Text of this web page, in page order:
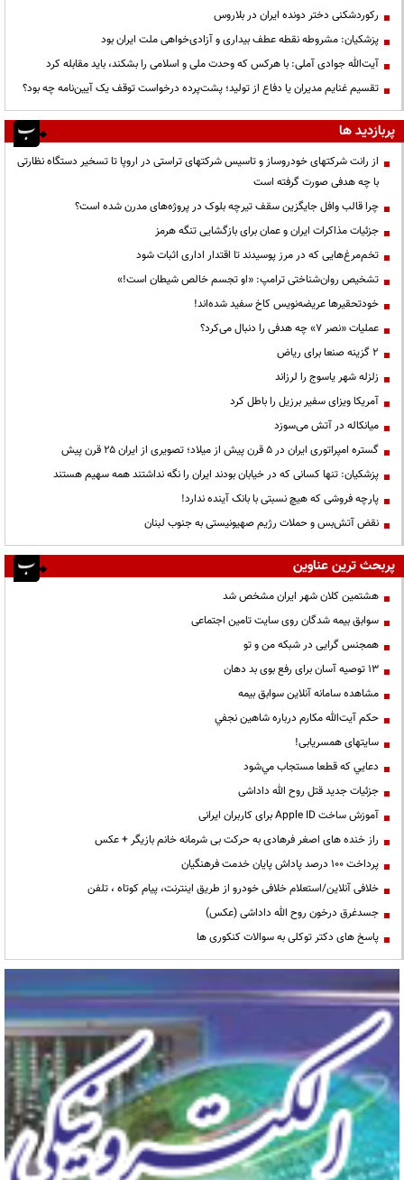
رکوردشکنی دختر دونده ایران در بلاروس
پزشکیان: مشروطه نقطه عطف بیداری و آزادی‌خواهی ملت ایران بود
آیت‌الله جوادی آملی: با هرکس که وحدت ملی و اسلامی را بشکند، باید مقابله کرد
تقسیم غنایم مدیران یا دفاع از تولید؛ پشت‌پرده درخواست توقف یک آیین‌نامه چه بود؟
پربازدید ها
از رانت‌ شرکتهای خودروساز و تاسیس شرکتهای تراستی در اروپا تا تسخیر دستگاه نظارتی
با چه هدفی صورت گرفته است
چرا قالب وافل جایگزین سقف تیرچه بلوک در پروژه‌های مدرن شده است؟
جزئیات مذاکرات ایران و عمان برای بازگشایی تنگه هرمز
تخم‌مرغ‌هایی که در مرز پوسیدند تا اقتدار اداری اثبات شود
تشخیص روان‌شناختی ترامپ: «او تجسم خالص شیطان است!»
خودتحقیرها عریضه‌نویس کاخ سفید شده‌اند!
عملیات «نصر ۷» چه هدفی را دنبال می‌کرد؟
۲ گزینه صنعا برای ریاض
زلزله شهر یاسوج را لرزاند
آمریکا ویزای سفیر برزیل را باطل کرد
میانکاله در آتش می‌سوزد
گستره امپراتوری ایران در ۵ قرن پیش از میلاد؛ تصویری از ایران ۲۵ قرن پیش
پزشکیان: تنها کسانی که در خیابان بودند ایران را نگه نداشتند همه سهیم هستند
پارچه فروشی که هیچ نسبتی با بانک آینده ندارد!
نقض آتش‌بس و حملات رژیم صهیونیستی به جنوب لبنان
پربحث ترین عناوین
هشتمین کلان شهر ایران مشخص شد
سوابق بیمه شدگان روی سایت تامین اجتماعی
همجنس گرایی در شبکه من و تو
13 توصیه آسان برای رفع بوی بد دهان
مشاهده سامانه آنلاين سوابق بیمه
حكم آيت‌الله مكارم درباره شاهين نجفي
سایتهای همسریابی!
دعايي كه قطعا مستجاب مي‌شود
جزئیات جدید قتل روح الله داداشی
آموزش ساخت Apple ID برای کاربران ایرانی
راز خنده های اصغر فرهادی به حرکت بی شرمانه خانم بازیگر + عکس
پرداخت ۱۰۰ درصد پاداش پایان خدمت فرهنگیان
خلافی آنلاین/استعلام خلافی خودرو از طریق اینترنت، پیام کوتاه ، تلفن
جسدغرق درخون روح الله داداشی (عکس)
پاسخ های دکتر توکلی به سوالات کنکوری ها